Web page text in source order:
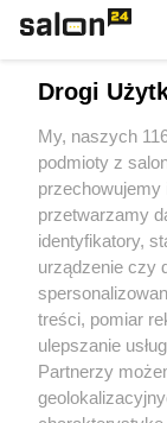
Sport
Kultura
X
Drogi
My, naszych
podmioty z
przechowujemy
przetwarzamy
identyfikatory,
urządzenie czy
treści, pomiar
ulepszanie
Partnerzy